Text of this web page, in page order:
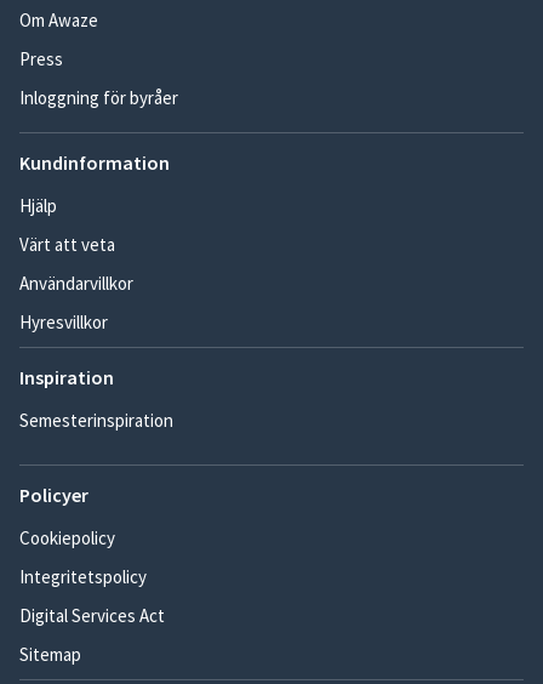
Om Awaze
Press
Inloggning för byråer
Kundinformation
Hjälp
Värt att veta
Användarvillkor
Hyresvillkor
Inspiration
Semesterinspiration
Policyer
Cookiepolicy
Integritetspolicy
Digital Services Act
Sitemap